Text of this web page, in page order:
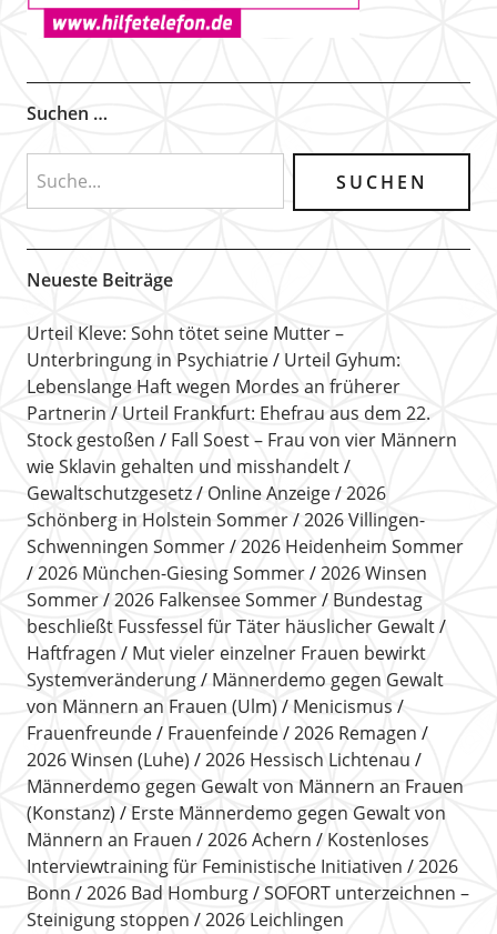
Suchen …
Neueste Beiträge
Urteil Kleve: Sohn tötet seine Mutter –
Unterbringung in Psychiatrie
Urteil Gyhum:
Lebenslange Haft wegen Mordes an früherer
Partnerin
Urteil Frankfurt: Ehefrau aus dem 22.
Stock gestoßen
Fall Soest – Frau von vier Männern
wie Sklavin gehalten und misshandelt
Gewaltschutzgesetz
Online Anzeige
2026
Schönberg in Holstein Sommer
2026 Villingen-
Schwenningen Sommer
2026 Heidenheim Sommer
2026 München-Giesing Sommer
2026 Winsen
Sommer
2026 Falkensee Sommer
Bundestag
beschließt Fussfessel für Täter häuslicher Gewalt
Haftfragen
Mut vieler einzelner Frauen bewirkt
Systemveränderung
Männerdemo gegen Gewalt
von Männern an Frauen (Ulm)
Menicismus
Frauenfreunde
Frauenfeinde
2026 Remagen
2026 Winsen (Luhe)
2026 Hessisch Lichtenau
Männerdemo gegen Gewalt von Männern an Frauen
(Konstanz)
Erste Männerdemo gegen Gewalt von
Männern an Frauen
2026 Achern
Kostenloses
Interviewtraining für Feministische Initiativen
2026
Bonn
2026 Bad Homburg
SOFORT unterzeichnen –
Steinigung stoppen
2026 Leichlingen